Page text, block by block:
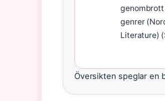
genrer
Literature)
Översikten speglar en